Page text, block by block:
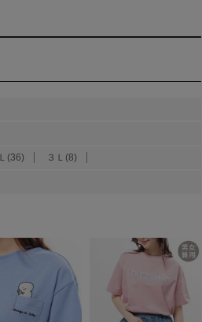
(36) ３Ｌ(8)